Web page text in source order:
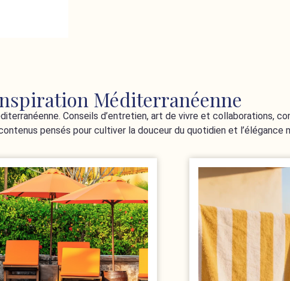
Méditerranéenne
Conseils d’entretien, art de vivre et collaborations,
pensés pour cultiver la douceur du quotidien et l’élégance